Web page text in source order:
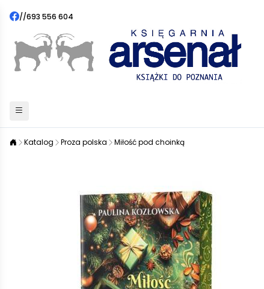
//693 556 604
Katalog Proza polska Miłość pod choinką